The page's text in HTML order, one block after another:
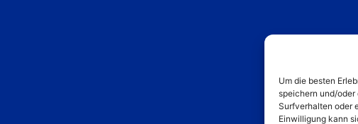
Um die besten
speichern und/oder
Surfverhalten oder
Einwilligung kann